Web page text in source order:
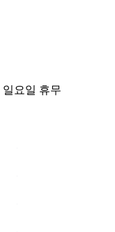
일요일 휴무